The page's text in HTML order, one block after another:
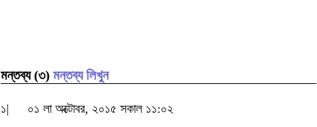
মন্তব্য (৩) মন্তব্য লিখুন
১|
০১ লা অক্টোবর, ২০১৫ সকাল ১১:০২